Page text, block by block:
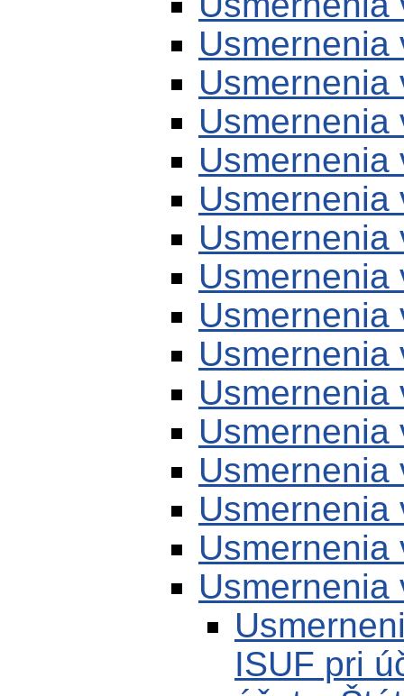
Usmernenia
Usmernenia
Usmernenia
Usmernenia
Usmernenia
Usmernenia
Usmernenia
Usmernenia
Usmernenia
Usmernenia
Usmernenia
Usmernenia
Usmernenia
Usmernenia
Usmernenia
ISUF pri